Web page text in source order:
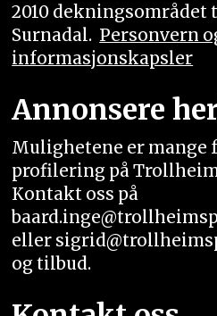
2010 dekningsområdet
Surnadal. Personvern
informasjonskapsler
Annonsere
Mulighetene er mange
profilering på
Kontakt oss på
eller
og tilbud.